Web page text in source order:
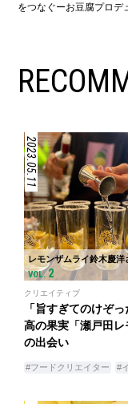
をつなぐーお豆腐プロデ
2023.05.11
レモンザムライ鈴木慶洋
VOL.2
クリエイティブ
「旨すぎてのけぞ
高の果実「瀬戸田レ
の出会い
#フードクリエイター #